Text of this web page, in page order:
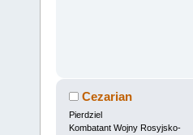
Cezarian
Pierdziel
Kombatant Wojny Rosyjsko-